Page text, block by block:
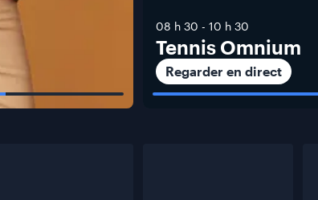
08 h 30 - 10 h 30
Tennis Omnium
Regarder en direct